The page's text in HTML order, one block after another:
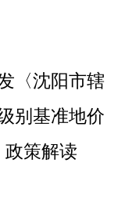
〈沈阳市辖
别基准地价
政策解读